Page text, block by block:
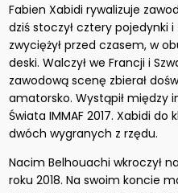
Fabien Xabidi rywalizuje
dziś stoczył cztery pojedynki
zwyciężył przed czasem, w
deski. Walczył we Francji i
zawodową scenę zbierał
amatorsko. Wystąpił między
Świata IMMAF 2017. Xabidi
dwóch wygranych z rzędu.
Nacim Belhouachi wkroczył
roku 2018. Na swoim koncie